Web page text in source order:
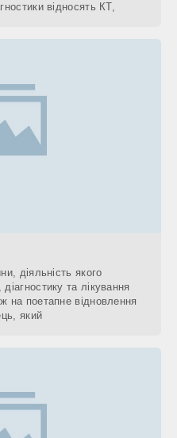
відносять КТ,
діяльність якого
та лікування
на поетапне відновлення
який